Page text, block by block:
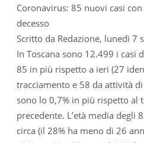
Coronavirus: 85 nuovi casi
decesso
Scritto da Redazione, lunedì 7
In Toscana sono 12.499 i casi
85 in più rispetto a ieri (27
tracciamento e 58 da attività
sono lo 0,7% in più rispetto al
precedente. L’età media degli
circa (il 28% ha meno di 26